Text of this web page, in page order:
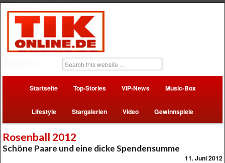
Startseite Top-Stories VIP-News Music-Box
Lifestyle Stargalerien Video Gewinnspiele
Rosenball 2012
Schöne Paare und eine dicke Spendensumme
11. Juni 2012